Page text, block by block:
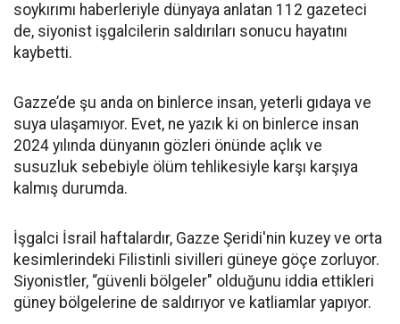
soykırımı haberleriyle dünyaya anlatan 112 gazeteci
de, siyonist işgalcilerin saldırıları sonucu hayatını
kaybetti.
Gazze’de şu anda on binlerce insan, yeterli gıdaya ve
suya ulaşamıyor. Evet, ne yazık ki on binlerce insan
2024 yılında dünyanın gözleri önünde açlık ve
susuzluk sebebiyle ölüm tehlikesiyle karşı karşıya
kalmış durumda.
İşgalci İsrail haftalardır, Gazze Şeridi'nin kuzey ve orta
kesimlerindeki Filistinli sivilleri güneye göçe zorluyor.
Siyonistler, “güvenli bölgeler" olduğunu iddia ettikleri
güney bölgelerine de saldırıyor ve katliamlar yapıyor.